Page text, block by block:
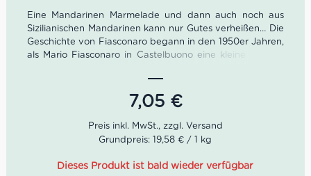
Eine Mandarinen Marmelade und dann auch noch aus
Sizilianischen Mandarinen kann nur Gutes verheißen… Die
Geschichte von Fiasconaro begann in den 1950er Jahren,
als Mario Fiasconaro in Castelbuono eine kleine Eisdiele
und Nicola in den 1990er Jahren übernahmen,
entwickelte sich der Familienbetrieb mit seinen
Sizilianischen Panettoni und Mandarinen Marmelade
überaus prächtig.
7,05 €
Grundpreis: 19,58 € / 1 kg
Dieses Produkt ist bald wieder verfügbar